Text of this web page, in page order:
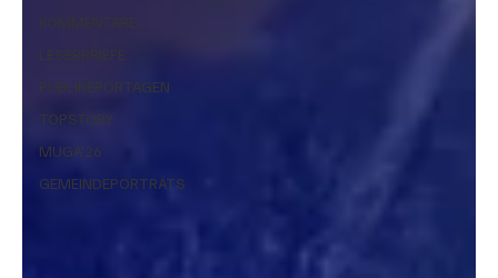
KOMMENTARE
LESERBRIEFE
PUBLIREPORTAGEN
TOPSTORY
MUGA'26
GEMEINDEPORTRÄTS